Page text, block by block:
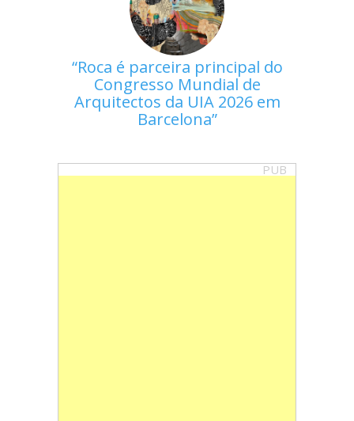
Roca é parceira principal do
Congresso Mundial de
Arquitectos da UIA 2026 em
Barcelona
PUB